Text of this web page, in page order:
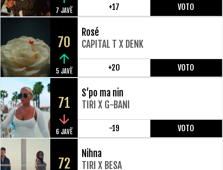
7 JAVË +17 VOTO
70
5 JAVË
Rosé
CAPITAL T X DENK
+20 VOTO
71
6 JAVË
S’po ma nin
TIRI X G-BANI
-19 VOTO
72
Nihna
TIRI X BESA